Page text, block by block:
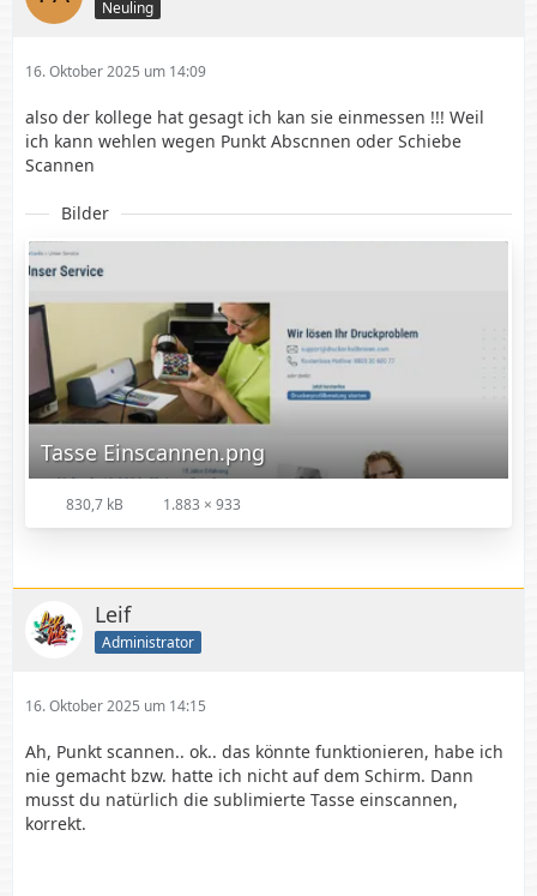
Neuling
16. Oktober 2025 um 14:09
also der kollege hat gesagt ich kan sie einmessen !!! Weil
ich kann wehlen wegen Punkt Abscnnen oder Schiebe
Scannen
Bilder
Tasse Einscannen.png
830,7 kB 1.883 × 933
Leif
Administrator
16. Oktober 2025 um 14:15
Ah, Punkt scannen.. ok.. das könnte funktionieren, habe ich
nie gemacht bzw. hatte ich nicht auf dem Schirm. Dann
musst du natürlich die sublimierte Tasse einscannen,
korrekt.